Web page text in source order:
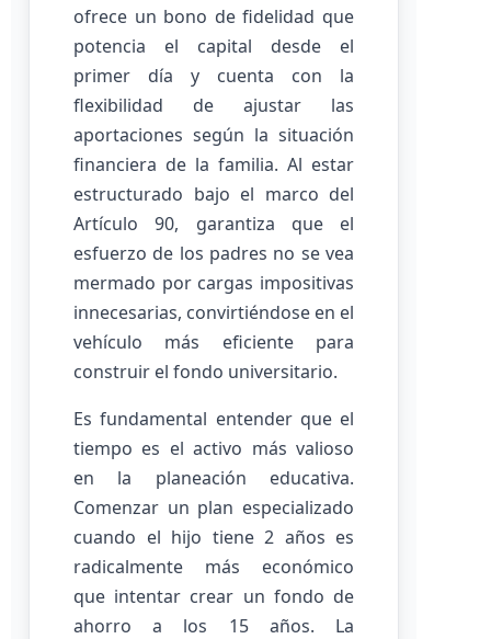
ofrece un bono de fidelidad que
potencia el capital desde el
primer día y cuenta con la
flexibilidad de ajustar las
aportaciones según la situación
financiera de la familia. Al estar
estructurado bajo el marco del
Artículo 90, garantiza que el
esfuerzo de los padres no se vea
mermado por cargas impositivas
innecesarias, convirtiéndose en el
vehículo más eficiente para
construir el fondo universitario.
Es fundamental entender que el
tiempo es el activo más valioso
en la planeación educativa.
Comenzar un plan especializado
cuando el hijo tiene 2 años es
radicalmente más económico
que intentar crear un fondo de
ahorro a los 15 años. La